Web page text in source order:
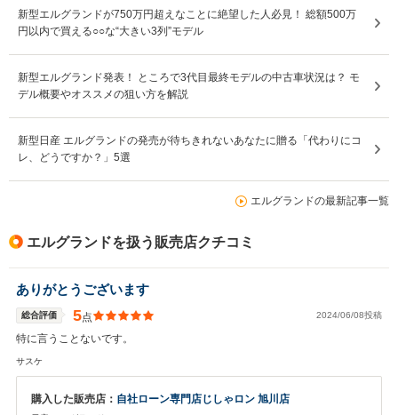
新型エルグランドが750万円超えなことに絶望した人必見！ 総額500万
円以内で買える○○な“大きい3列”モデル
新型エルグランド発表！ ところで3代目最終モデルの中古車状況は？ モ
デル概要やオススメの狙い方を解説
新型日産 エルグランドの発売が待ちきれないあなたに贈る「代わりにコ
レ、どうですか？」5選
エルグランドの最新記事一覧
エルグランドを扱う販売店クチコミ
ありがとうございます
総合評価 5点 2024/06/08投稿
特に言うことないです。
サスケ
購入した販売店： 自社ローン専門店じしゃロン 旭川店